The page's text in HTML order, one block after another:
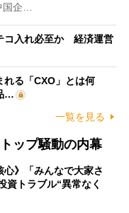
企…
コ入れ必至か 経済運営
れる「CXO」とは何
…
一覧を見る
ップ騒動の内幕
心》「みんなで大家さ
資トラブル“異常なく